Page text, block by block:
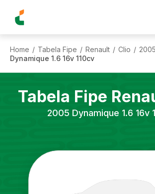
Home / Tabela Fipe / Renault / Clio / 2005
Dynamique 1.6 16v 110cv
Tabela Fipe
2005 Dynamique 1.6 16v